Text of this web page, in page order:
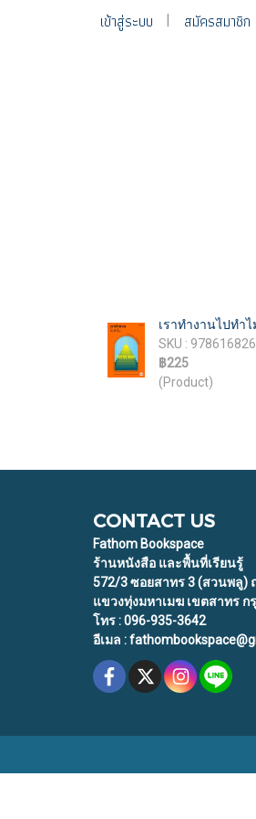
เข้าสู่ระบบ สมัครสมาชิก
เราทำงานไปทำ
SKU :
฿225
(Product)
CONTACT US
Fathom Bookspace
ร้านหนังสือ และพื้นที่เรียนรู้
572/3 ซอยสาทร 3 (สวนพลู)
แขวงทุ่งมหาเมฆ เขตสาทร ก
โทร : 096-935-3642
อีเมล :